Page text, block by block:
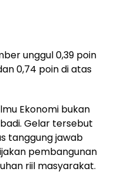
unggul 0,39 poin
0,74 poin di atas
Ekonomi bukan
Gelar tersebut
tanggung jawab
pembangunan
riil masyarakat.